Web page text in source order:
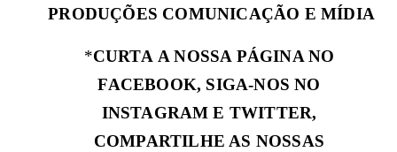
PRODUÇÕES COMUNICAÇÃO E MÍDIA
*CURTA A NOSSA PÁGINA NO
FACEBOOK, SIGA-NOS NO
INSTAGRAM E TWITTER,
COMPARTILHE AS NOSSAS